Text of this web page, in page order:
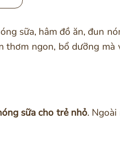
sữa, hâm đồ ăn, đun
thơm ngon, bổ dưỡng
sữa cho trẻ nhỏ.